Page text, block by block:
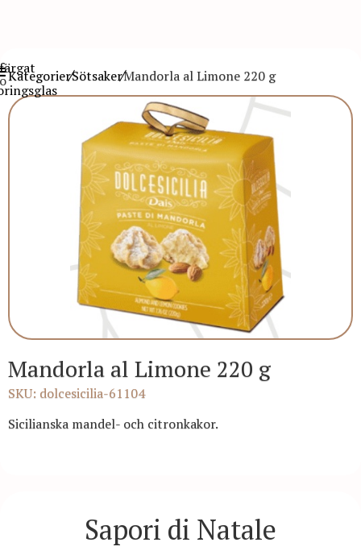
KategorierSötsakerMandorla al Limone 220 g
Mandorla al Limone 220 g
SKU: dolcesicilia-61104
Sicilianska mandel- och citronkakor.
Sapori di Natale